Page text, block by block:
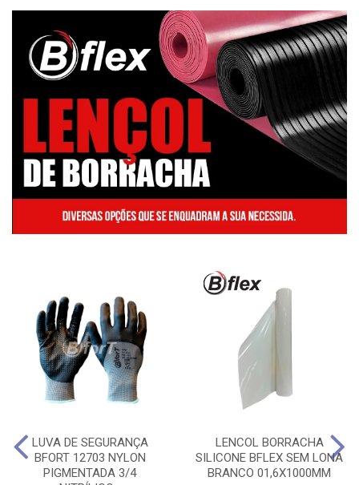
LUVA DE SEGURANÇA
BFORT 12703 NYLON
PIGMENTADA 3/4
LENCOL BORRACHA
SILICONE BFLEX SEM LONA
BRANCO 01,6X1000MM